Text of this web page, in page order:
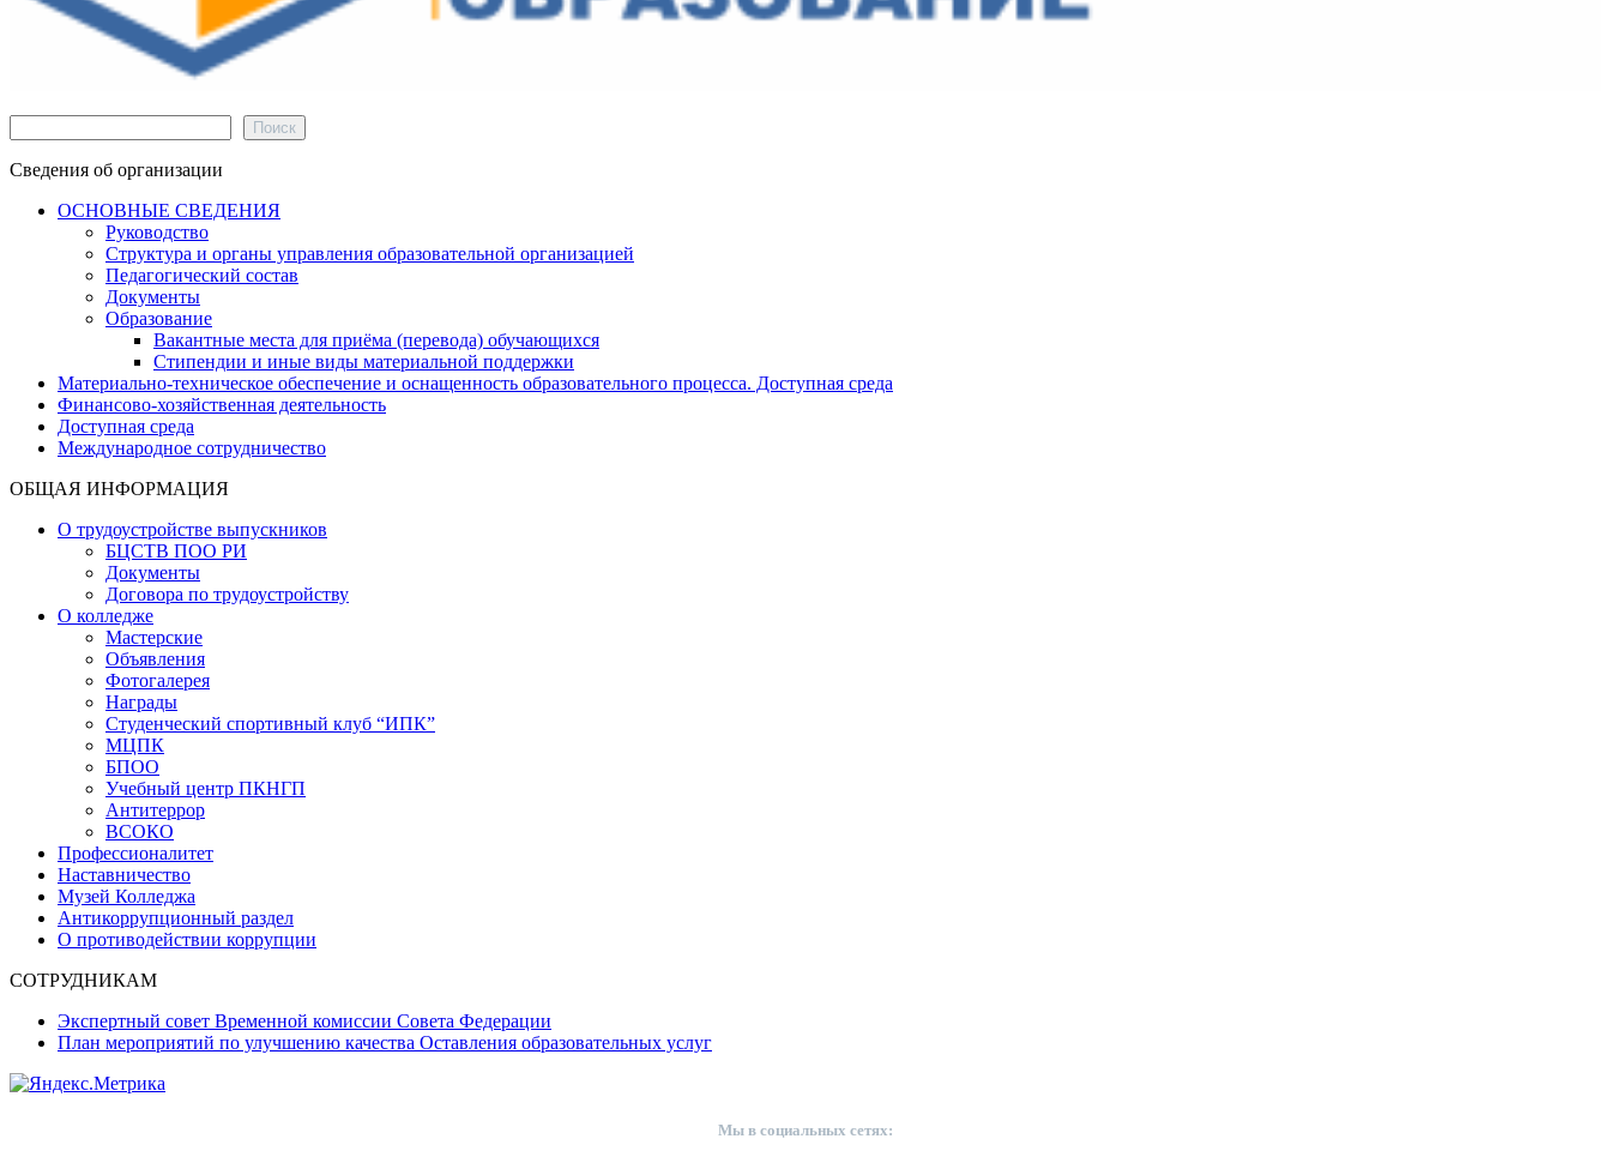
Поиск
Сведения об организации
ОСНОВНЫЕ СВЕДЕНИЯ
Руководство
Структура и органы управления образовательной организацией
Педагогический состав
Документы
Образование
Вакантные места для приёма (перевода) обучающихся
Стипендии и иные виды материальной поддержки
Материально-техническое обеспечение и оснащенность образовательного процесса. Доступная среда
Финансово-хозяйственная деятельность
Доступная среда
Международное сотрудничество
ОБЩАЯ ИНФОРМАЦИЯ
О трудоустройстве выпускников
БЦСТВ ПОО РИ
Документы
Договора по трудоустройству
О колледже
Мастерские
Объявления
Фотогалерея
Награды
Студенческий спортивный клуб “ИПК”
МЦПК
БПОО
Учебный центр ПКНГП
Антитеррор
ВСОКО
Профессионалитет
Наставничество
Музей Колледжа
Антикоррупционный раздел
О противодействии коррупции
СОТРУДНИКАМ
Экспертный совет Временной комиссии Совета Федерации
План мероприятий по улучшению качества Оставления образовательных услуг
Мы в социальных сетях: